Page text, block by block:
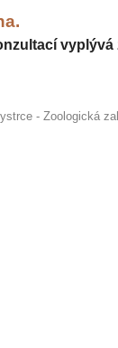
vyplývá
- Zoologická